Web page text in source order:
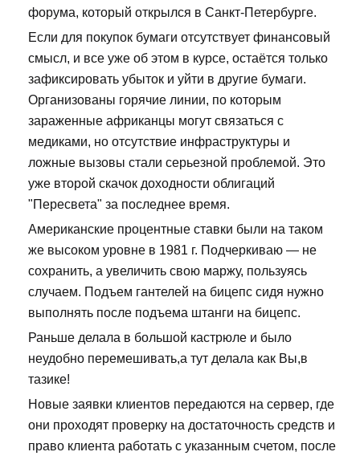
форума, который открылся в Санкт-Петербурге.
Если для покупок бумаги отсутствует финансовый
смысл, и все уже об этом в курсе, остаётся только
зафиксировать убыток и уйти в другие бумаги.
Организованы горячие линии, по которым
зараженные африканцы могут связаться с
медиками, но отсутствие инфраструктуры и
ложные вызовы стали серьезной проблемой. Это
уже второй скачок доходности облигаций
"Пересвета" за последнее время.
Американские процентные ставки были на таком
же высоком уровне в 1981 г. Подчеркиваю — не
сохранить, а увеличить свою маржу, пользуясь
случаем. Подъем гантелей на бицепс сидя нужно
выполнять после подъема штанги на бицепс.
Раньше делала в большой кастрюле и было
неудобно перемешивать,а тут делала как Вы,в
тазике!
Новые заявки клиентов передаются на сервер, где
они проходят проверку на достаточность средств и
право клиента работать с указанным счетом, после